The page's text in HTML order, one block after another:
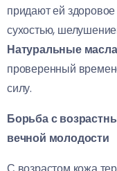
придают ей
сухостью,
Натуральные
проверенный
силу.
Борьба с
вечной молодости